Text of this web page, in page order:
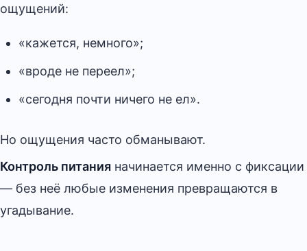
ощущений:
«кажется, немного»;
«вроде не переел»;
«сегодня почти ничего не ел».
Но ощущения часто обманывают.
Контроль питания начинается именно с фиксации
— без неё любые изменения превращаются в
угадывание.